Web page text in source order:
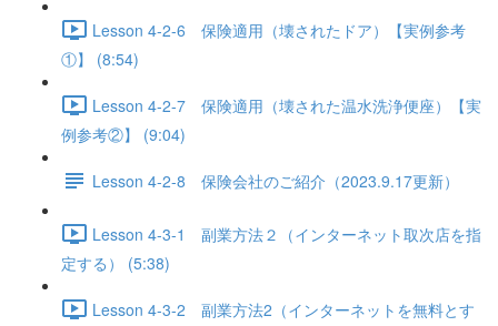
Lesson 4-2-6 保険適用（壊されたドア）【実例参考
①】 (8:54)
Lesson 4-2-7 保険適用（壊された温水洗浄便座）【実
例参考②】 (9:04)
Lesson 4-2-8 保険会社のご紹介（2023.9.17更新）
Lesson 4-3-1 副業方法２（インターネット取次店を指
定する） (5:38)
Lesson 4-3-2 副業方法2（インターネットを無料とす